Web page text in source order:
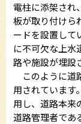
電柱に添架され
板が取り付けら
ードを設置して
に不可欠な上水
路や施設が埋設
このように道
用されています
用し、道路本来
道路管理者であ